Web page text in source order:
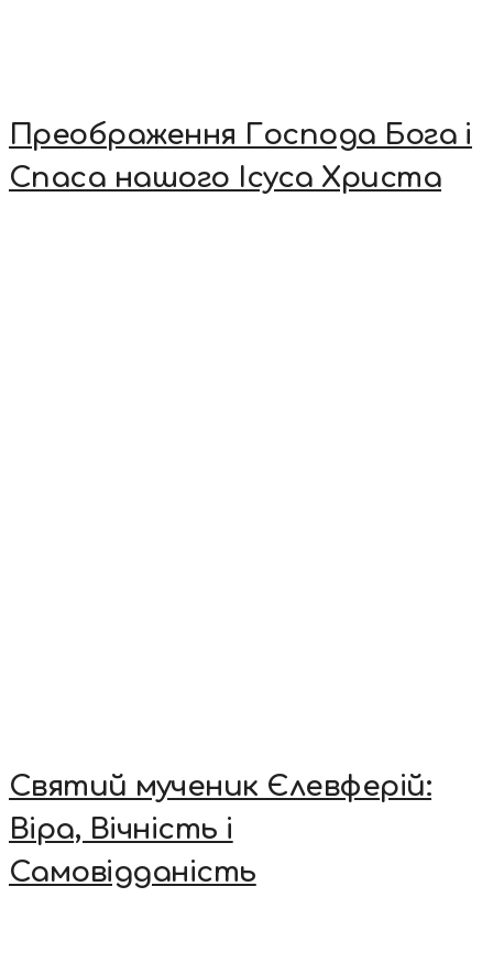
Преображення Господа Бога і
Спаса нашого Ісуса Христа
Святий мученик Єлевферій:
Віра, Вічність і
Самовідданість